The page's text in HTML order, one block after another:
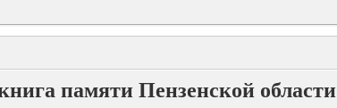
памяти Пензенской области